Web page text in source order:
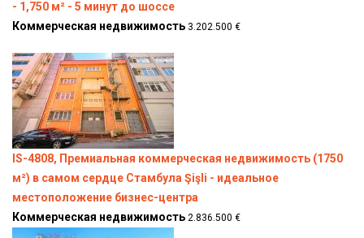
- 1,750 м² - 5 минут до шоссе
Коммерческая недвижимость 3.202.500 €
IS-4808, Премиальная коммерческая недвижимость (1750
м²) в самом сердце Стамбула Şişli - идеальное
местоположение бизнес-центра
Коммерческая недвижимость 2.836.500 €